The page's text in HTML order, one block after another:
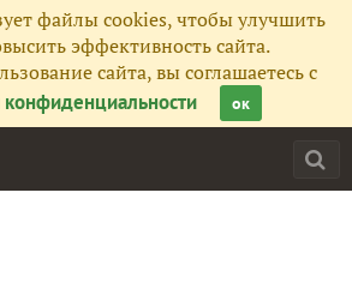
файлы cookies, чтобы улучшить
эффективность сайта.
сайта, вы соглашаетесь с
ок